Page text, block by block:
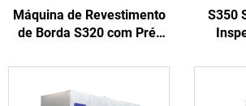
Máquina de Revestimento
de Borda S320 com Pré-
Processamento de Portas
de Madeira
S350
de